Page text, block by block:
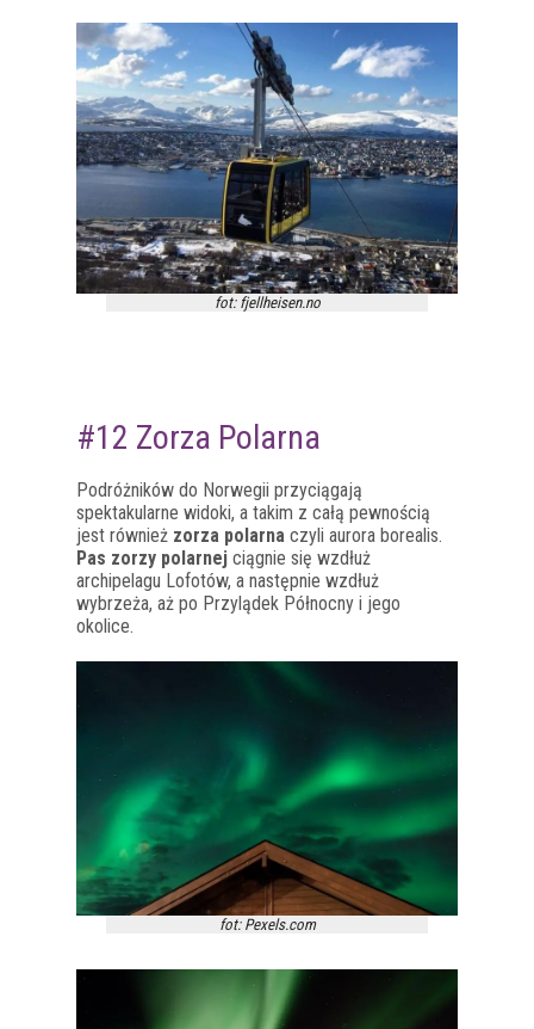
fot: fjellheisen.no
#12 Zorza Polarna
Podróżników do Norwegii przyciągają
spektakularne widoki, a takim z całą pewnością
jest również zorza polarna czyli aurora borealis.
Pas zorzy polarnej ciągnie się wzdłuż
archipelagu Lofotów, a następnie wzdłuż
wybrzeża, aż po Przylądek Północny i jego
okolice.
fot: Pexels.com